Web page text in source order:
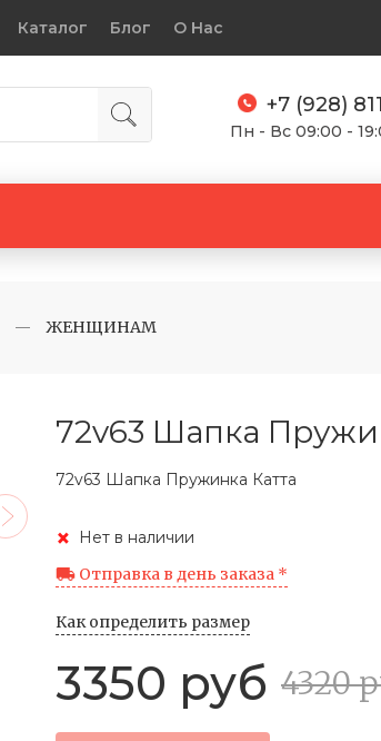
Каталог Блог О Нас
+7 (928)
Пн - Вс 09:00 -
ЖЕНЩИНАМ
72v63 Шапка
72v63 Шапка Пружинка Катта
Нет в наличии
Отправка в день заказа *
Как определить размер
3350 руб 4320